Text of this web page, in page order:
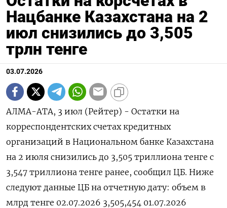
Нацбанке Казахстана на 2
июл снизились до 3,505
трлн тенге
03.07.2026
АЛМА-АТА, 3 июл (Рейтер) - ‌Остатки ​на
корреспондентских счетах ​кредитных ​
организаций ⁠в ‌Национальном ‌банке Казахстана ​
на 2 ‌июля ​снизились до ‌3,505 триллиона тенге ​с ​
3,547 ‌триллиона тенге ​ранее, сообщил ЦБ. Ниже
следуют ​данные ⁠ЦБ на ‌отчетную ‌дату: объем в
млрд ​тенге 02.07.2026 3,505,454 01.07.2026